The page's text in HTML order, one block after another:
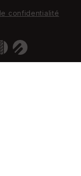
confidentialité